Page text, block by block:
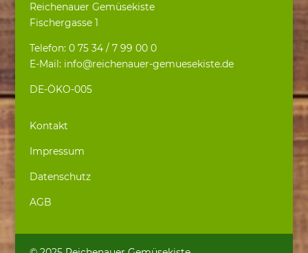
Reichenauer Gemüsekiste
Fischergasse 1
Telefon: 0 75 34 / 7 99 00 0
E-Mail: info@reichenauer-gemuesekiste.de
DE-ÖKO-005
Kontakt
Impressum
Datenschutz
AGB